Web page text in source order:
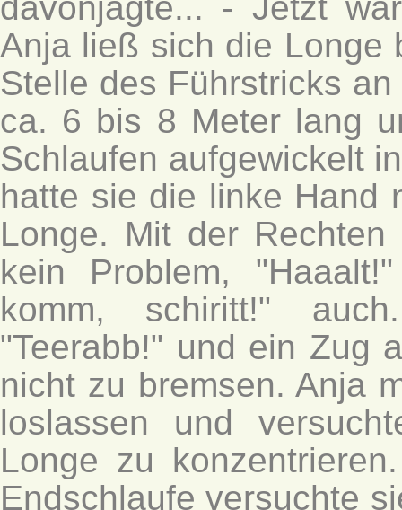
davonjagte... - Jetzt
Anja ließ sich die Longe
Stelle des Führstricks
ca. 6 bis 8 Meter lang
Schlaufen aufgewickelt
hatte sie die linke Hand
Longe. Mit der
kein Problem,
komm, schiritt!"
"Teerabb!" und ein Zug
nicht zu bremsen. Anja
loslassen und
Longe zu
Endschlaufe versuchte